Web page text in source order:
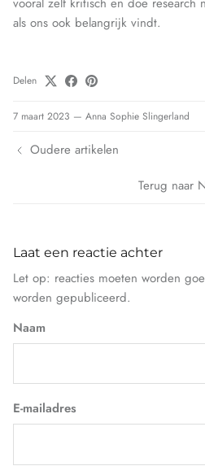
als ons ook belangrijk vindt.
Delen
7 maart 2023 — Anna Sophie Slingerland
Oudere artikelen
Terug naar
Laat een reactie achter
Let op: reacties moeten worden
worden gepubliceerd.
Naam
E-mailadres